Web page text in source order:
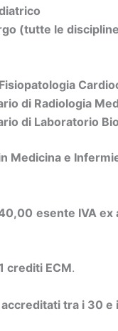
(tutte le
di Radiologia
di Laboratorio
Medicina e
esente IVA ex
crediti ECM.
tra i 30